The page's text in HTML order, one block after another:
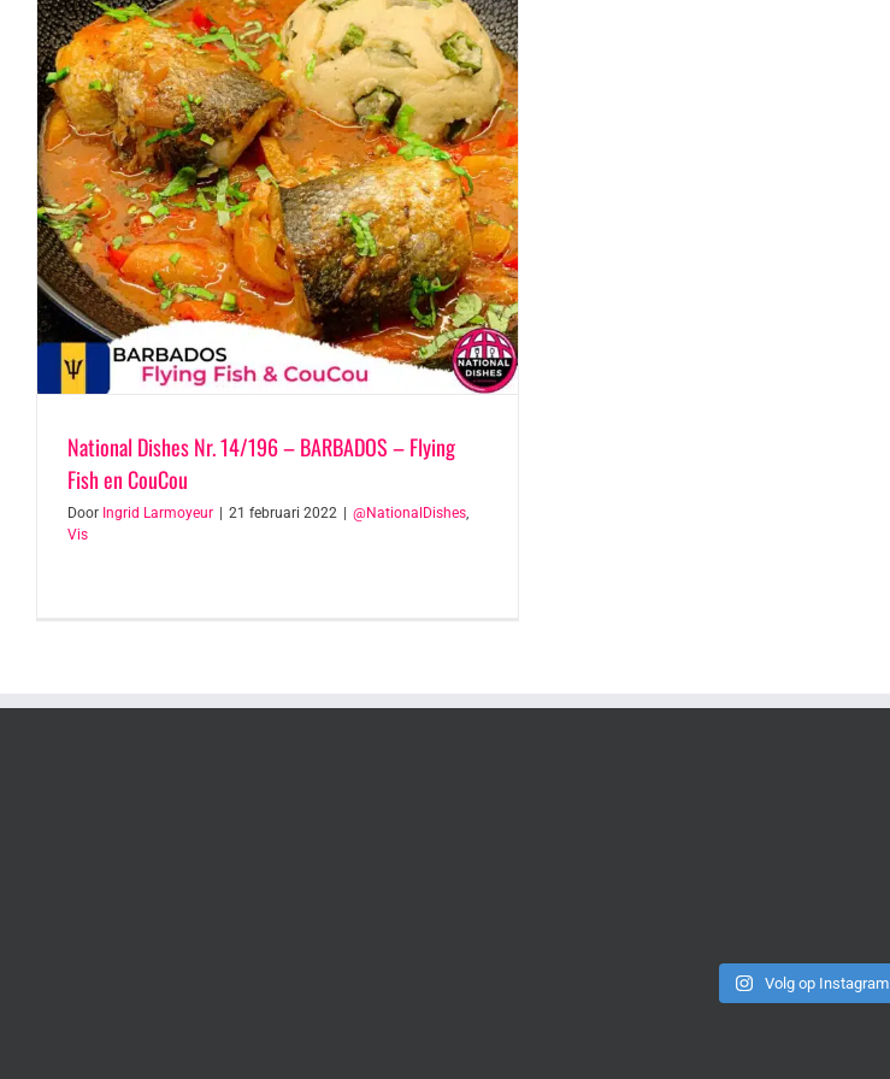
National Dishes Nr. 14/196 – BARBADOS – Flying
Fish en CouCou
Door Ingrid Larmoyeur 21 februari 2022 @NationalDishes,
Vis
Volg op Instagram